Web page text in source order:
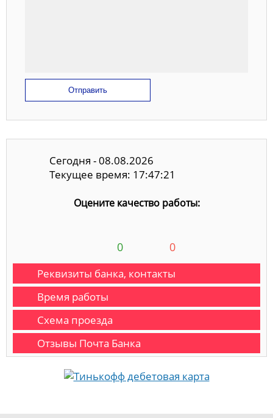
Отправить
Сегодня - 08.08.2026
Текущее время: 17:47:21
Оцените качество работы:
0 0
Реквизиты банка, контакты
Время работы
Схема проезда
Отзывы Почта Банка